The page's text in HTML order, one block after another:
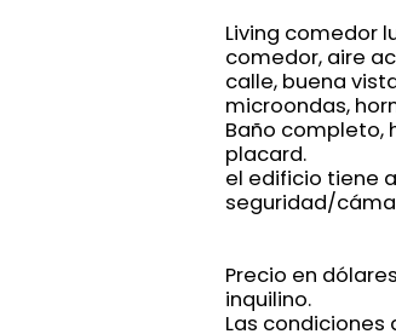
Living comedor
comedor, aire
calle, buena
microondas,
Baño completo,
placard.
el edificio tiene
seguridad/
Precio en
inquilino.
Las condiciones